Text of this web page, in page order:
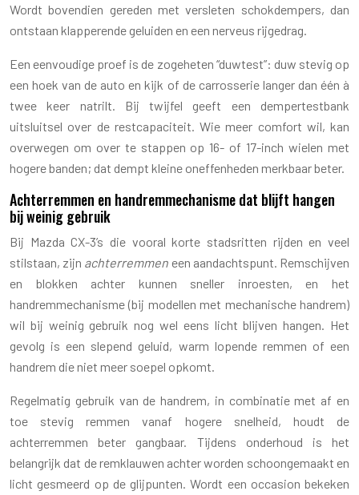
Wordt bovendien gereden met versleten schokdempers, dan
ontstaan klapperende geluiden en een nerveus rijgedrag.
Een eenvoudige proef is de zogeheten “duwtest”: duw stevig op
een hoek van de auto en kijk of de carrosserie langer dan één à
twee keer natrilt. Bij twijfel geeft een dempertestbank
uitsluitsel over de restcapaciteit. Wie meer comfort wil, kan
overwegen om over te stappen op 16- of 17-inch wielen met
hogere banden; dat dempt kleine oneffenheden merkbaar beter.
Achterremmen en handremmechanisme dat blijft hangen
bij weinig gebruik
Bij Mazda CX-3’s die vooral korte stadsritten rijden en veel
stilstaan, zijn achterremmen een aandachtspunt. Remschijven
en blokken achter kunnen sneller inroesten, en het
handremmechanisme (bij modellen met mechanische handrem)
wil bij weinig gebruik nog wel eens licht blijven hangen. Het
gevolg is een slepend geluid, warm lopende remmen of een
handrem die niet meer soepel opkomt.
Regelmatig gebruik van de handrem, in combinatie met af en
toe stevig remmen vanaf hogere snelheid, houdt de
achterremmen beter gangbaar. Tijdens onderhoud is het
belangrijk dat de remklauwen achter worden schoongemaakt en
licht gesmeerd op de glijpunten. Wordt een occasion bekeken